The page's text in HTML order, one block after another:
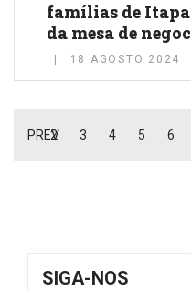
famílias de
da mesa de
18 AGOSTO 2024
PREV
2 3 4 5 6
SIGA-NOS